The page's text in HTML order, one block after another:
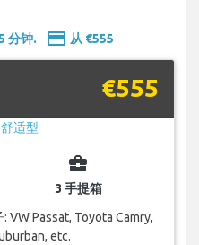
分钟. payment 从 €555
€555
business_center
3 手提箱
VW Passat, Toyota Camry,
etc.